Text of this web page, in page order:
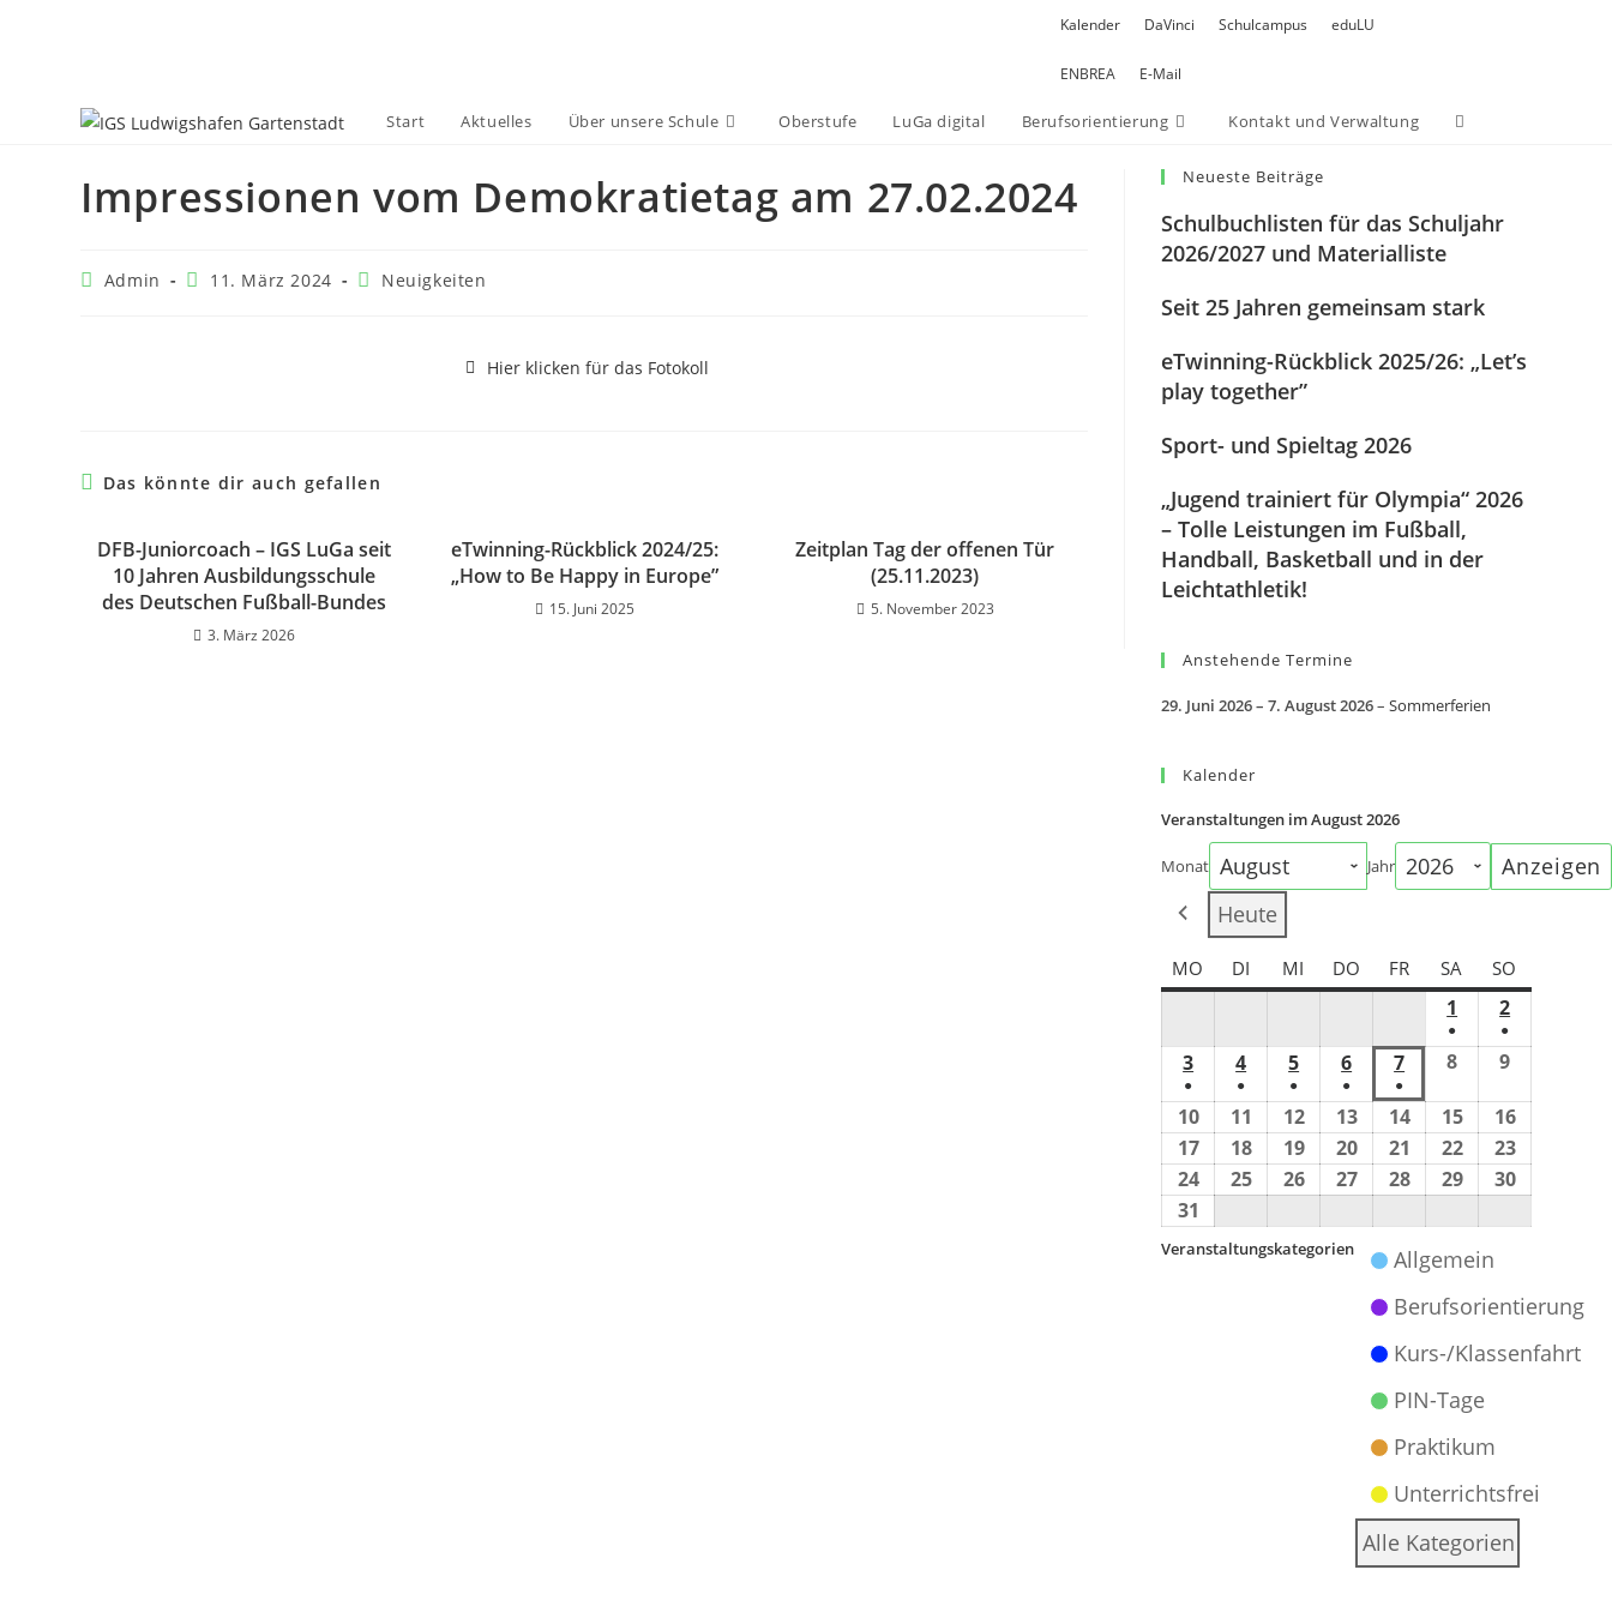
Kalender DaVinci Schulcampus eduLU
ENBREA E-Mail
Start Aktuelles Über unsere Schule Oberstufe LuGa digital Berufsorientierung Kontakt und Verwaltung
Impressionen vom Demokratietag am 27.02.2024
Admin 11. März 2024 Neuigkeiten
Hier klicken für das Fotokoll
Das könnte dir auch gefallen
DFB-Juniorcoach – IGS LuGa seit
10 Jahren Ausbildungsschule
des Deutschen Fußball-Bundes
3. März 2026
eTwinning-Rückblick 2024/25:
„How to Be Happy in Europe”
15. Juni 2025
Zeitplan Tag der offenen Tür
(25.11.2023)
5. November 2023
Neueste Beiträge
Schulbuchlisten für das Schuljahr
2026/2027 und Materialliste
Seit 25 Jahren gemeinsam stark
eTwinning-Rückblick 2025/26: „Let’s
play together”
Sport- und Spieltag 2026
„Jugend trainiert für Olympia“ 2026
– Tolle Leistungen im Fußball,
Handball, Basketball und in der
Leichtathletik!
Anstehende Termine
29. Juni 2026– 7. August 2026–Sommerferien
Kalender
Veranstaltungen im August 2026
Monat Jahr
Heute
MO DI MI DO FR SA SO
1
●
2
●
3
●
4
●
5
●
6
●
7
●
8 9
10 11 12 13 14 15
16
17
18 19 20 21 22
23
24
25 26 27 28 29
30
31
Veranstaltungskategorien
Allgemein
Berufsorientierung
Kurs-/Klassenfahrt
PIN-Tage
Praktikum
Unterrichtsfrei
Alle Kategorien